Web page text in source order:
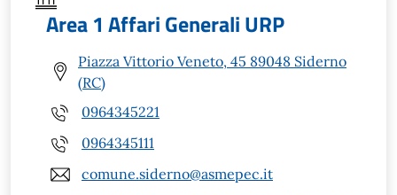
Area 1 Affari Generali URP
Piazza Vittorio Veneto, 45 89048 Siderno
(RC)
0964345221
0964345111
comune.siderno@asmepec.it